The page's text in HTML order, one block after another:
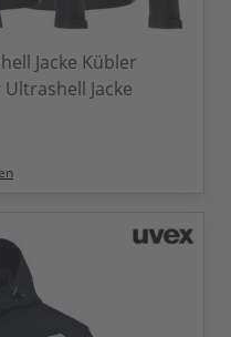
Jacke Kübler
Jacke